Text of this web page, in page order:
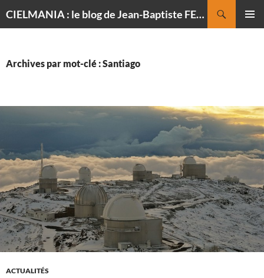
CIELMANIA : le blog de Jean-Baptiste FELDMANN, photographe du ciel
Archives par mot-clé : Santiago
ACTUALITÉS